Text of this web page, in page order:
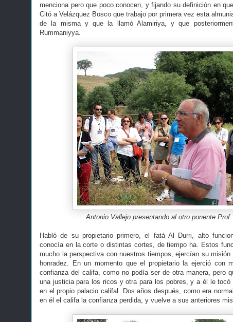
menciona pero que poco conocen, y fijando su definición en
Citó a Velázquez Bosco que trabajo por primera vez esta
de la misma y que la llamó Alamiriya, y que
Rummaniyya.
Antonio Vallejo presentando al otro ponente
Habló de su propietario primero, el fatá Al Durri, alto
conocía en la corte o distintas cortes, de tiempo ha. Estos
mucho la perspectiva con nuestros tiempos, ejercían su
honradez. En un momento que el propietario la ejerció con
confianza del califa, como no podía ser de otra manera, pero
una justicia para los ricos y otra para los pobres, y a él le tocó
en el propio palacio califal. Dos años después, como era
en él el califa la confianza perdida, y vuelve a sus anteriores